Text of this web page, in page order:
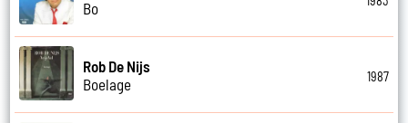
Bo
Rob De Nijs
Boelage
1987